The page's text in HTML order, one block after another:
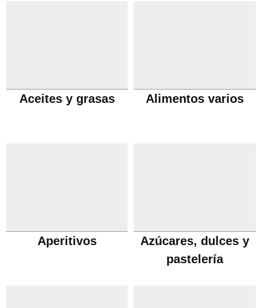
Aceites y grasas Alimentos varios
Aperitivos
Azúcares, dulces y
pastelería